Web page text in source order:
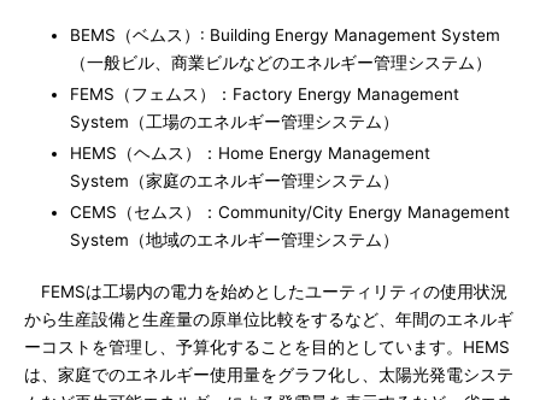
BEMS（ベムス）: Building Energy Management System
（一般ビル、商業ビルなどのエネルギー管理システム）
FEMS（フェムス）：Factory Energy Management
System（工場のエネルギー管理システム）
HEMS（ヘムス）：Home Energy Management
System（家庭のエネルギー管理システム）
CEMS（セムス）：Community/City Energy Management
System（地域のエネルギー管理システム）
FEMSは工場内の電力を始めとしたユーティリティの使用状況
から生産設備と生産量の原単位比較をするなど、年間のエネルギ
ーコストを管理し、予算化することを目的としています。HEMS
は、家庭でのエネルギー使用量をグラフ化し、太陽光発電システ